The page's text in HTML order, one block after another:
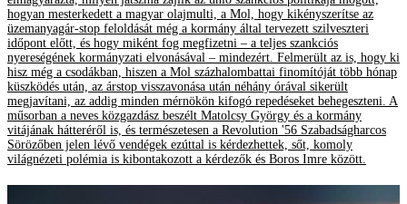
hogyan mesterkedett a magyar olajmulti, a Mol, hogy kikényszerítse az
üzemanyagár-stop feloldását még a kormány által tervezett szilveszteri
időpont előtt, és hogy miként fog megfizetni – a teljes szankciós
nyereségének kormányzati elvonásával – mindezért. Felmerült az is, hogy ki
hisz még a csodákban, hiszen a Mol százhalombattai finomítóját több hónap
küszködés után, az árstop visszavonása után néhány órával sikerült
megjavítani, az addig minden mérnökön kifogó repedéseket behegeszteni. A
műsorban a neves közgazdász beszélt Matolcsy György és a kormány
vitájának hátteréről is, és természetesen a Revolution '56 Szabadságharcos
Sörözőben jelen lévő vendégek ezúttal is kérdezhettek, sőt, komoly
világnézeti polémia is kibontakozott a kérdezők és Boros Imre között.